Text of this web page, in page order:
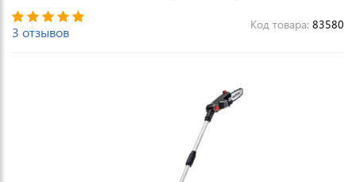
3 отзывов Код товара: 83580